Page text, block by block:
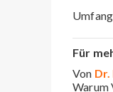
Für
Von
Warum